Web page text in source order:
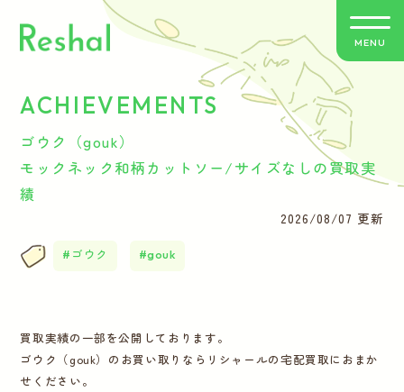
リシャールの特徴
よくあるご質問
バイヤー紹介
MENU
ACHIEVEMENTS
ゴウク（gouk）
モックネック和柄カットソー/サイズなしの買取実
績
2026/08/07 更新
ゴウク gouk
買取実績の一部を公開しております。
ゴウク（gouk）のお買い取りならリシャールの宅配買取におまか
せください。